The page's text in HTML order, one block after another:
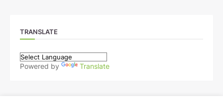
TRANSLATE
Powered by Translate